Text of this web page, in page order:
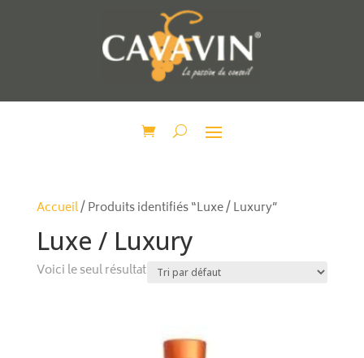
Accueil/ Produits identifiés “Luxe / Luxury”
Luxe / Luxury
Voici le seul résultat